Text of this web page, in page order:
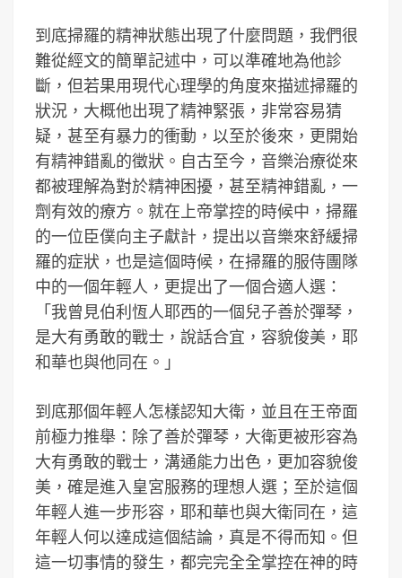
到底掃羅的精神狀態出現了什麼問題，我們很
難從經文的簡單記述中，可以準確地為他診
斷，但若果用現代心理學的角度來描述掃羅的
狀況，大概他出現了精神緊張，非常容易猜
疑，甚至有暴力的衝動，以至於後來，更開始
有精神錯亂的徵狀。自古至今，音樂治療從來
都被理解為對於精神困擾，甚至精神錯亂，一
劑有效的療方。就在上帝掌控的時候中，掃羅
的一位臣僕向主子獻計，提出以音樂來舒緩掃
羅的症狀，也是這個時候，在掃羅的服侍團隊
中的一個年輕人，更提出了一個合適人選：
「我曾見伯利恆人耶西的一個兒子善於彈琴，
是大有勇敢的戰士，說話合宜，容貌俊美，耶
和華也與他同在。」
到底那個年輕人怎樣認知大衛，並且在王帝面
前極力推舉：除了善於彈琴，大衛更被形容為
大有勇敢的戰士，溝通能力出色，更加容貌俊
美，確是進入皇宮服務的理想人選；至於這個
年輕人進一步形容，耶和華也與大衛同在，這
年輕人何以達成這個結論，真是不得而知。但
這一切事情的發生，都完完全全掌控在神的時